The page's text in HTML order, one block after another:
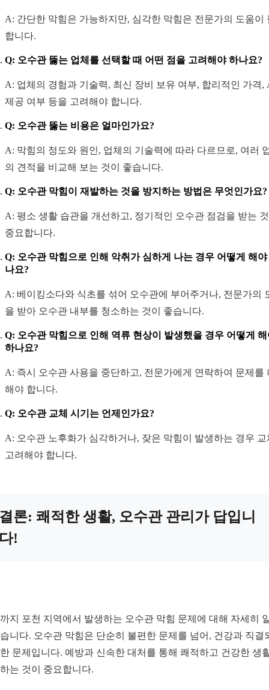
A: 간단한 막힘은 가능하지만, 심각한 막힘은 전문가의 도움이
합니다.
Q: 오수관 뚫는 업체를 선택할 때 어떤 점을 고려해야 하나요?
A: 업체의 경험과 기술력, 최신 장비 보유 여부, 합리적인 가격,
제공 여부 등을 고려해야 합니다.
Q: 오수관 뚫는 비용은 얼마인가요?
A: 막힘의 정도와 원인, 업체의 기술력에 따라 다르므로, 여러
의 견적을 비교해 보는 것이 좋습니다.
Q: 오수관 막힘이 재발하는 것을 방지하는 방법은 무엇인가요?
A: 평소 생활 습관을 개선하고, 정기적인 오수관 점검을 받는
중요합니다.
Q: 오수관 막힘으로 인해 악취가 심하게 나는 경우 어떻게 해야
나요?
A: 베이킹소다와 식초를 섞어 오수관에 부어주거나, 전문가의
을 받아 오수관 내부를 청소하는 것이 좋습니다.
Q: 오수관 막힘으로 인해 역류 현상이 발생했을 경우 어떻게 해
하나요?
A: 즉시 오수관 사용을 중단하고, 전문가에게 연락하여 문제를
해야 합니다.
Q: 오수관 교체 시기는 언제인가요?
A: 오수관 노후화가 심각하거나, 잦은 막힘이 발생하는 경우 교
고려해야 합니다.
론: 쾌적한 생활, 오수관 관리가 답입니
!
지 포천 지역에서 발생하는 오수관 막힘 문제에 대해 자세히
니다. 오수관 막힘은 단순히 불편한 문제를 넘어, 건강과 직결
문제입니다. 예방과 신속한 대처를 통해 쾌적하고 건강한 생
는 것이 중요합니다.